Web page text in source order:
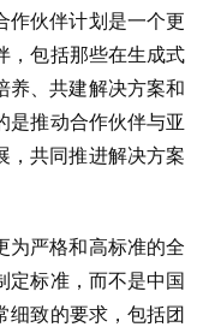
作伙伴计划是一个更
，包括那些在生成式
养、共建解决方案和
是推动合作伙伴与亚
，共同推进解决方案
为严格和高标准的全
定标准，而不是中国
细致的要求，包括团